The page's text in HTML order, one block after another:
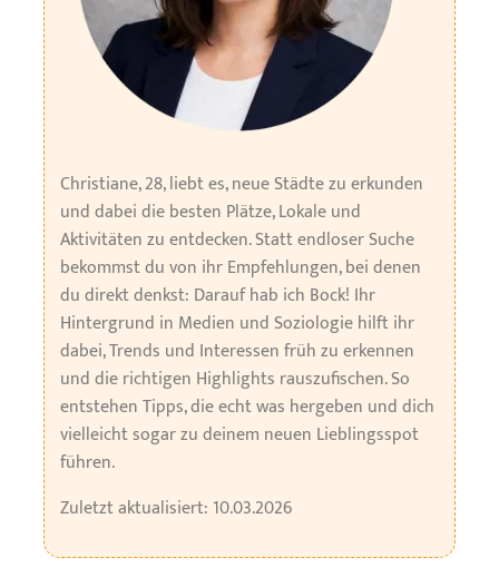
Christiane, 28, liebt es, neue Städte zu erkunden
und dabei die besten Plätze, Lokale und
Aktivitäten zu entdecken. Statt endloser Suche
bekommst du von ihr Empfehlungen, bei denen
du direkt denkst: Darauf hab ich Bock! Ihr
Hintergrund in Medien und Soziologie hilft ihr
dabei, Trends und Interessen früh zu erkennen
und die richtigen Highlights rauszufischen. So
entstehen Tipps, die echt was hergeben und dich
vielleicht sogar zu deinem neuen Lieblingsspot
führen.
Zuletzt aktualisiert: 10.03.2026